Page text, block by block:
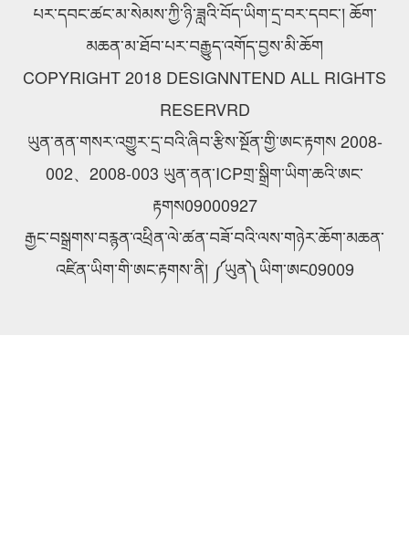
པར་དབང་ཚང་མ་སེམས་ཀྱི་ཉི་ཟླའི་བོད་ཡིག་དྲ་བར་དབང་། ཆོག་
མཆན་མ་ཐོབ་པར་བརྒྱུད་འགོད་བྱས་མི་ཆོག
COPYRIGHT 2018 DESIGNNTEND ALL RIGHTS
RESERVRD
ཡུན་ནན་གསར་འགྱུར་དྲ་བའི་ཞིབ་རྩིས་སྔོན་གྱི་ཨང་རྟགས 2008-
002、2008-003 ཡུན་ནན་ICPགྲ་སྒྲིག་ཡིག་ཆའི་ཨང་
རྟགས09000927
རྒྱང་བསྒྲགས་བརྙན་འཕྲིན་ལེ་ཚན་བཟོ་བའི་ལས་གཉེར་ཆོག་མཆན་
འཛིན་ཡིག་གི་ཨང་རྟགས་ནི། ༼ཡུན༽ཡིག་ཨང09009